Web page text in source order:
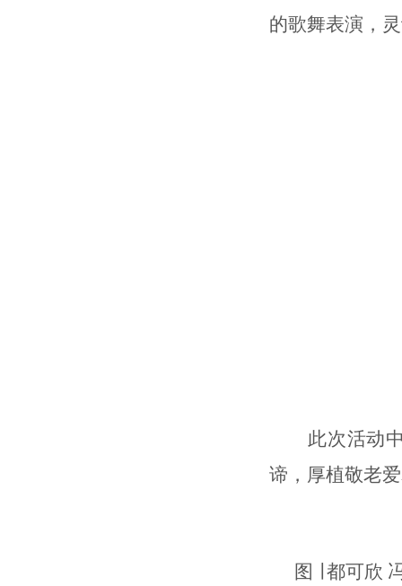
的歌舞表演，
此次活动
谛，厚植敬老
图 ∣ 都可欣